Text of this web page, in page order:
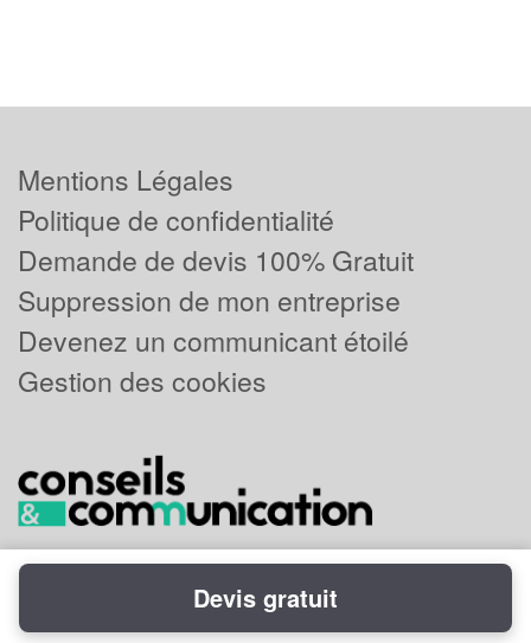
Mentions Légales
Politique de confidentialité
Demande de devis 100% Gratuit
Suppression de mon entreprise
Devenez un communicant étoilé
Gestion des cookies
Powered byPlus que pro
Devis gratuit